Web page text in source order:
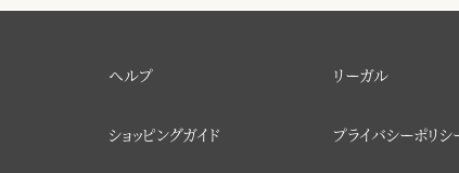
ヘルプ
ショッピングガイド
リーガル
プライバシーポリシ